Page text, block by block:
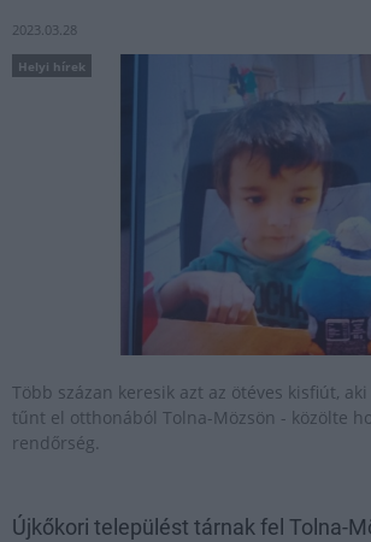
2023.03.28
Helyi hírek
Több százan keresik azt az ötéves kisfiút,
tűnt el otthonából Tolna-Mözsön - közölte
rendőrség.
Újkőkori települést tárnak fel Tolna-